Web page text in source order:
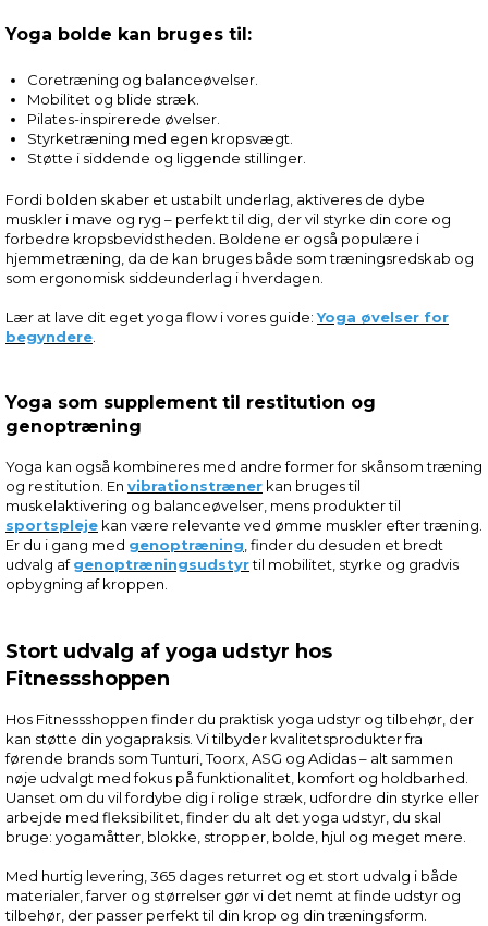
Yoga bolde kan bruges til:
Coretræning og balanceøvelser.
Mobilitet og blide stræk.
Pilates-inspirerede øvelser.
Styrketræning med egen kropsvægt.
Støtte i siddende og liggende stillinger.
Fordi bolden skaber et ustabilt underlag, aktiveres de dybe
muskler i mave og ryg – perfekt til dig, der vil styrke din core og
forbedre kropsbevidstheden. Boldene er også populære i
hjemmetræning, da de kan bruges både som træningsredskab og
som ergonomisk siddeunderlag i hverdagen.
Lær at lave dit eget yoga flow i vores guide:Yoga øvelser for
begyndere
Yoga som supplement til restitution og
genoptræning
Yoga kan også kombineres med andre former for skånsom træning
og restitution. En vibrationstræner kan bruges til
muskelaktivering og balanceøvelser, mens produkter til
sportspleje kan være relevante ved ømme muskler efter træning.
Er du i gang med genoptræning , finder du desuden et bredt
udvalg afgenoptræningsudstyrtil mobilitet, styrke og gradvis
opbygning af kroppen.
Stort udvalg af yoga udstyr hos
Fitnessshoppen
Hos Fitnessshoppen finder du praktisk yoga udstyr og tilbehør, der
kan støtte din yogapraksis. Vi tilbyder kvalitetsprodukter fra
førende brands som Tunturi, Toorx, ASG og Adidas – alt sammen
nøje udvalgt med fokus på funktionalitet, komfort og holdbarhed.
Uanset om du vil fordybe dig i rolige stræk, udfordre din styrke eller
arbejde med fleksibilitet, finder du alt det yoga udstyr, du skal
bruge: yogamåtter, blokke, stropper, bolde, hjul og meget mere.
Med hurtig levering, 365 dages returret og et stort udvalg i både
materialer, farver og størrelser gør vi det nemt at finde udstyr og
tilbehør, der passer perfekt til din krop og din træningsform.